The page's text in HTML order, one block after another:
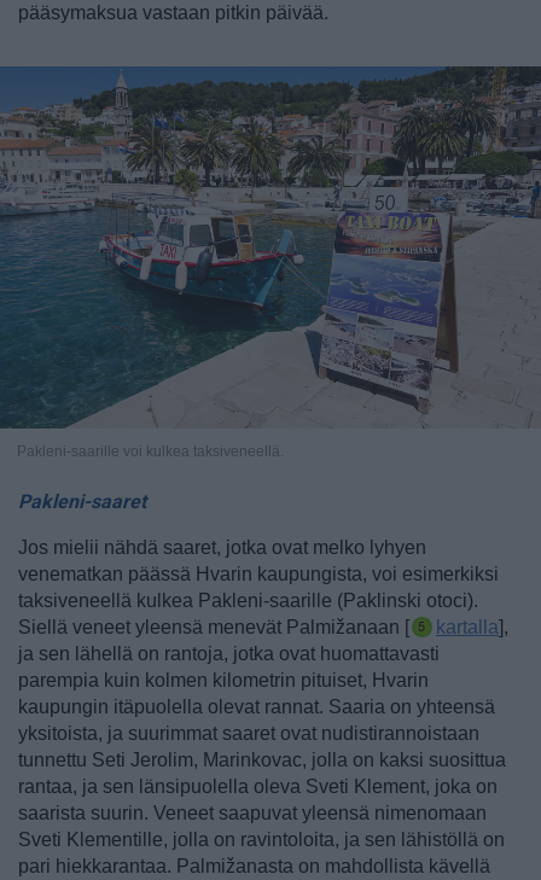
pääsymaksua vastaan pitkin päivää.
Pakleni-saarille voi kulkea taksiveneellä.
Pakleni-saaret
Jos mielii nähdä saaret, jotka ovat melko lyhyen
venematkan päässä Hvarin kaupungista, voi esimerkiksi
taksiveneellä kulkea Pakleni-saarille (Paklinski otoci).
Siellä veneet yleensä menevät Palmižanaan [
kartalla],
ja sen lähellä on rantoja, jotka ovat huomattavasti
parempia kuin kolmen kilometrin pituiset, Hvarin
kaupungin itäpuolella olevat rannat. Saaria on yhteensä
yksitoista, ja suurimmat saaret ovat nudistirannoistaan
tunnettu Seti Jerolim, Marinkovac, jolla on kaksi suosittua
rantaa, ja sen länsipuolella oleva Sveti Klement, joka on
saarista suurin. Veneet saapuvat yleensä nimenomaan
Sveti Klementille, jolla on ravintoloita, ja sen lähistöllä on
pari hiekkarantaa. Palmižanasta on mahdollista kävellä